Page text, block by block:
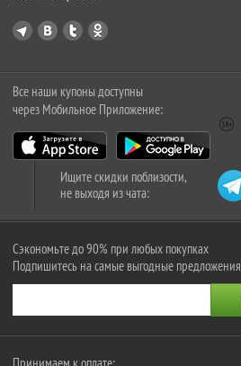
Все наши купоны доступны
через Мобильное Приложение:
Ищите скидки поблизости,
не выходя из чата:
Сэкономьте до 90% при любых покупках
Подпишитесь на самые выгодные предложения